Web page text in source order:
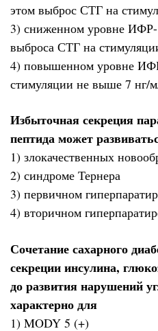
этом выброс СТГ на
3) сниженном уровне ИФР-
выброса СТГ на
4) повышенном уровне
стимуляции не выше 7 нг/
Избыточная секреция
пептида может
1) злокачественных
2) синдроме Тернера
3) первичном
4) вторичном
Сочетание сахарного
секреции инсулина,
до развития нарушений
характерно для
1) MODY 5 (+)